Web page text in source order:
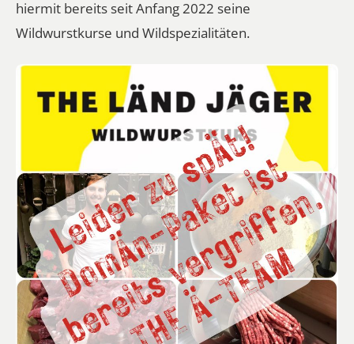
hiermit bereits seit Anfang 2022 seine
Wildwurstkurse und Wildspezialitäten.